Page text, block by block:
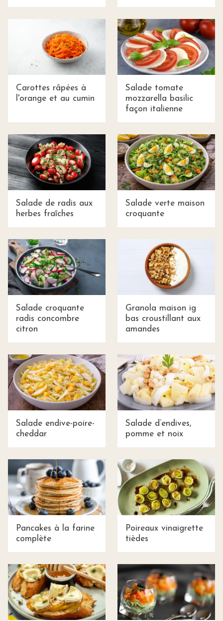
Carottes râpées à
l'orange et au cumin
Salade tomate
mozzarella basilic
façon italienne
Salade de radis aux
herbes fraîches
Salade verte maison
croquante
Salade croquante
radis concombre
citron
Granola maison ig
bas croustillant aux
amandes
Salade endive-poire-
cheddar
Salade d’endives,
pomme et noix
Pancakes à la farine
complète
Poireaux vinaigrette
tièdes